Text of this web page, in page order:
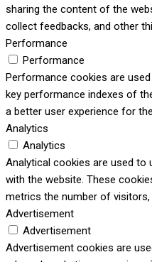
sharing the content of the
collect feedbacks, and other
Performance
Performance
Performance cookies are
key performance indexes of
a better user experience for
Analytics
Analytics
Analytical cookies are used
with the website. These
metrics the number of
Advertisement
Advertisement
Advertisement cookies are